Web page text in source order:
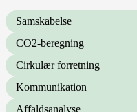
Samskabelse
CO2-beregning
Cirkulær forretning
Kommunikation
Affaldsanalyse